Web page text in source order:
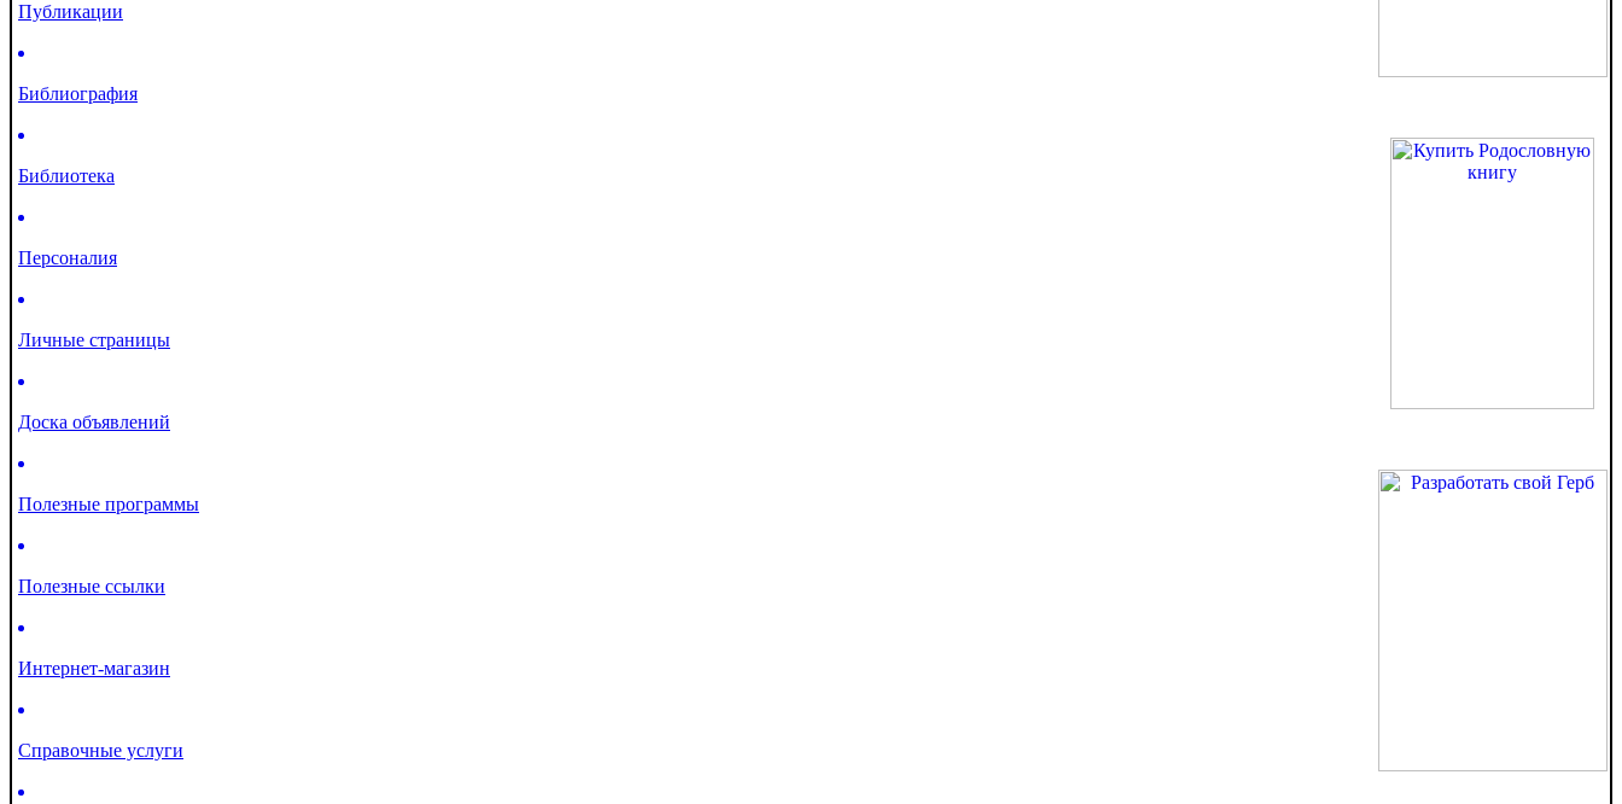
Публикации
Библиография
Библиотека
Персоналия
Личные страницы
Доска объявлений
Полезные программы
Полезные ссылки
Интернет-магазин
Справочные услуги